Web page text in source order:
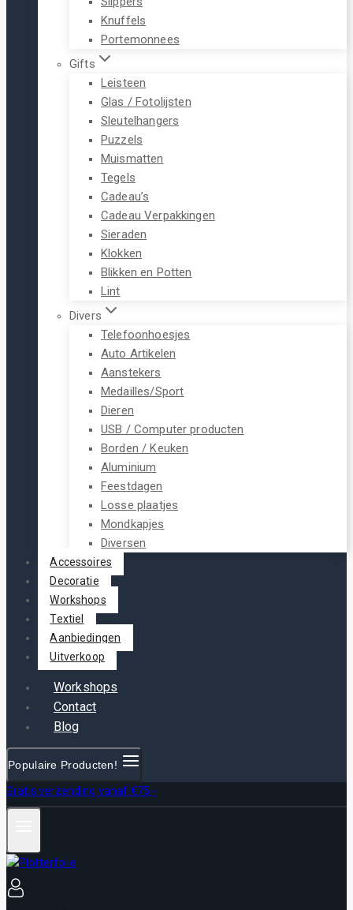
Knuffels
Portemonnees
Gifts
Leisteen
Glas / Fotolijsten
Sleutelhangers
Puzzels
Muismatten
Tegels
Cadeau’s
Cadeau Verpakkingen
Sieraden
Klokken
Blikken en Potten
Lint
Divers
Telefoonhoesjes
Auto Artikelen
Aanstekers
Medailles/Sport
Dieren
USB / Computer producten
Borden / Keuken
Aluminium
Feestdagen
Losse plaatjes
Mondkapjes
Diversen
Accessoires
Decoratie
Workshops
Textiel
Aanbiedingen
Uitverkoop
Workshops
Contact
Blog
Populaire Producten!
Gratis verzending vanaf €75,-